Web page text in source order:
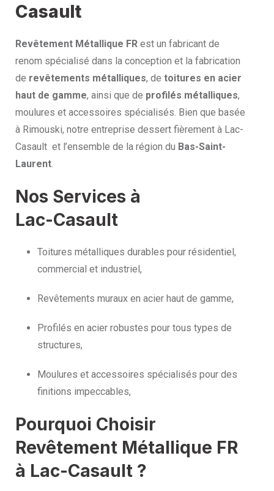
Casault
Revêtement Métallique FR est un fabricant de
renom spécialisé dans la conception et la fabrication
de revêtements métalliques, de toitures en acier
haut de gamme, ainsi que de profilés métalliques,
moulures et accessoires spécialisés. Bien que basée
à Rimouski, notre entreprise dessert fièrement à Lac-
Casault et l’ensemble de la région du Bas-Saint-
Laurent.
Nos Services à
Lac-Casault
Toitures métalliques durables pour résidentiel,
commercial et industriel,
Revêtements muraux en acier haut de gamme,
Profilés en acier robustes pour tous types de
structures,
Moulures et accessoires spécialisés pour des
finitions impeccables,
Pourquoi Choisir
Revêtement Métallique FR
à Lac-Casault ?